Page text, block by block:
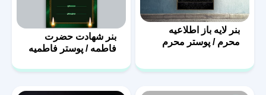
بنر لایه باز اطلاعیه
محرم / پوستر محرم
بنر شهادت حضرت
فاطمه / پوستر فاطمیه